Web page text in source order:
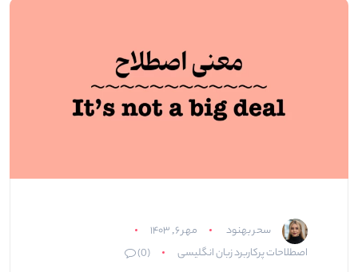
سحر بهنود
مهر ۶, ۱۴۰۳
اصطلاحات پرکاربرد زبان انگلیسی
(0)